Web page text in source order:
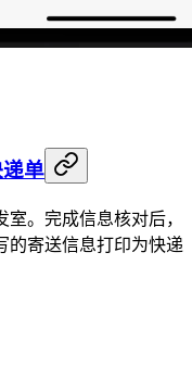
单
。完成信息核对后，
的寄送信息打印为快递